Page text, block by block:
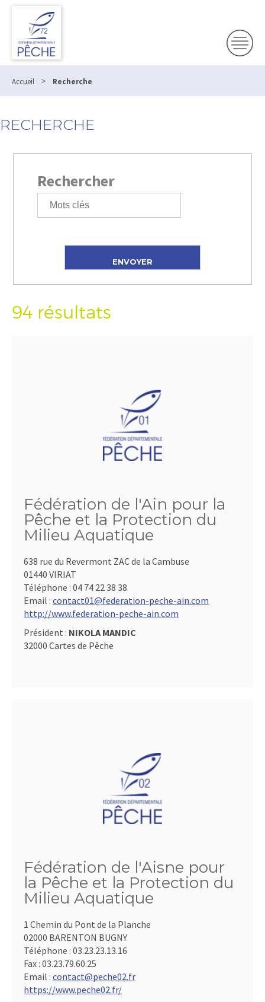
Accueil > Recherche
RECHERCHE
Rechercher
94 résultats
Fédération de l'Ain pour la
Pêche et la Protection du
Milieu Aquatique
638 rue du Revermont ZAC de la Cambuse
01440 VIRIAT
Téléphone : 04 74 22 38 38
Email : contact01@federation-peche-ain.com
http://www.federation-peche-ain.com
Président : NIKOLA MANDIC
32000 Cartes de Pêche
Fédération de l'Aisne pour
la Pêche et la Protection du
Milieu Aquatique
1 Chemin du Pont de la Planche
02000 BARENTON BUGNY
Téléphone : 03.23.23.13.16
Fax : 03.23.79.60.25
Email : contact@peche02.fr
https://www.peche02.fr/